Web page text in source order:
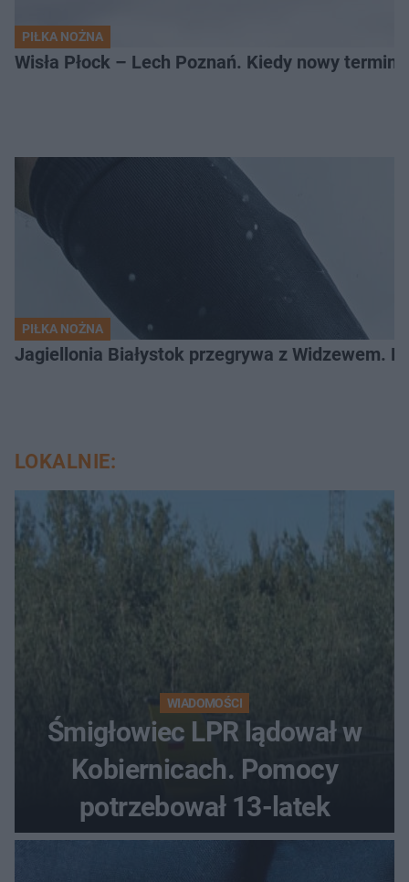
PIŁKA NOŻNA
Wisła Płock – Lech Poznań. Kiedy nowy termin
PIŁKA NOŻNA
Jagiellonia Białystok przegrywa z Widzewem.
LOKALNIE:
WIADOMOŚCI
Śmigłowiec LPR lądował w
Kobiernicach. Pomocy
potrzebował 13-latek